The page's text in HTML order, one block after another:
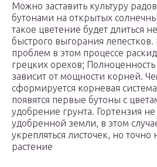
Можно заставить культуру
бутонами на открытых
такое цветение будет длиться
быстрого выгорания лепестков.
проблем в этом процессе
грецких орехов;
зависит от мощности корней.
сформируется корневая
появятся первые бутоны с
удобрение грунта. Гортензия
удобренной земли, в этом
укрепляться листочек, но точно
растение